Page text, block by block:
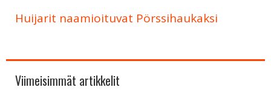
Huijarit naamioituvat Pörssihaukaksi
Viimeisimmät artikkelit